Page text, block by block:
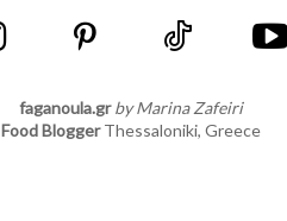
faganoula.gr by Marina Zafeiri
Food BloggerThessaloniki, Greece